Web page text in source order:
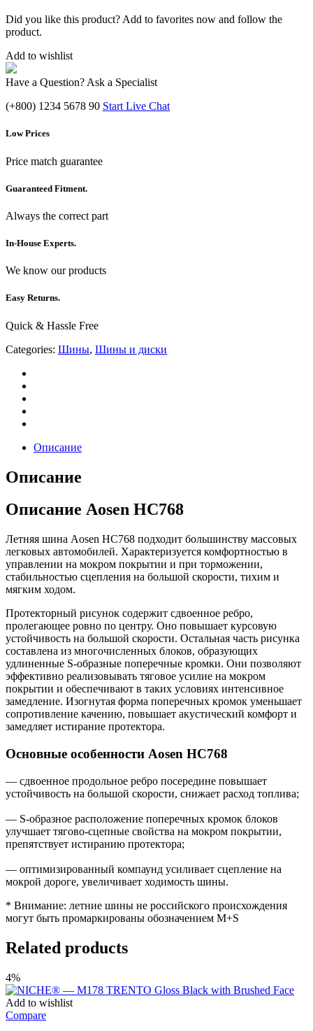
Did you like this product? Add to favorites now and follow the
product.
Add to wishlist
Have a Question? Ask a Specialist
(+800) 1234 5678 90 Start Live Chat
Low Prices
Price match guarantee
Guaranteed Fitment.
Always the correct part
In-House Experts.
We know our products
Easy Returns.
Quick & Hassle Free
Categories: Шины, Шины и диски
Описание
Описание
Описание Aosen HC768
Летняя шина Aosen HC768 подходит большинству массовых
легковых автомобилей. Характеризуется комфортностью в
управлении на мокром покрытии и при торможении,
стабильностью сцепления на большой скорости, тихим и
мягким ходом.
Протекторный рисунок содержит сдвоенное ребро,
пролегающее ровно по центру. Оно повышает курсовую
устойчивость на большой скорости. Остальная часть рисунка
составлена из многочисленных блоков, образующих
удлиненные S-образные поперечные кромки. Они позволяют
эффективно реализовывать тяговое усилие на мокром
покрытии и обеспечивают в таких условиях интенсивное
замедление. Изогнутая форма поперечных кромок уменьшает
сопротивление качению, повышает акустический комфорт и
замедляет истирание протектора.
Основные особенности Aosen HC768
— сдвоенное продольное ребро посередине повышает
устойчивость на большой скорости, снижает расход топлива;
— S-образное расположение поперечных кромок блоков
улучшает тягово-сцепные свойства на мокром покрытии,
препятствует истиранию протектора;
— оптимизированный компаунд усиливает сцепление на
мокрой дороге, увеличивает ходимость шины.
* Внимание: летние шины не российского происхождения
могут быть промаркированы обозначением M+S
Related products
4%
Add to wishlist
Compare